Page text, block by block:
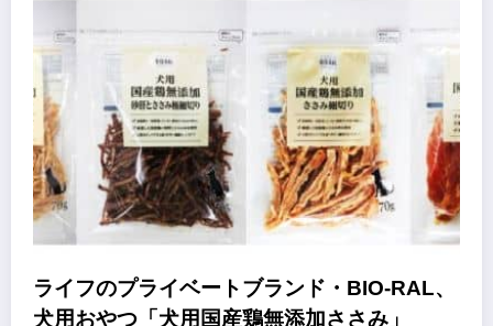
ライフのプライベートブランド・BIO-RAL、
犬用おやつ「犬用国産鶏無添加ささみ」